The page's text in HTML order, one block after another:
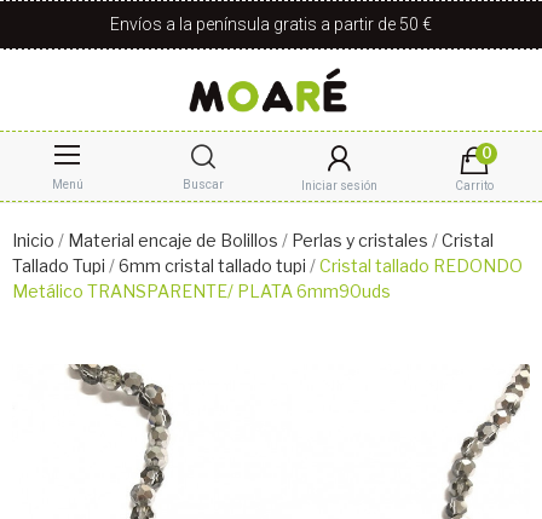
Envíos a la península gratis a partir de 50 €
Menú Buscar Iniciar sesión
0
Carrito
Inicio Material encaje de Bolillos Perlas y cristales
Cristal
Tallado Tupi
6mm cristal tallado tupi
Cristal tallado REDONDO
Metálico TRANSPARENTE/ PLATA 6mm90uds